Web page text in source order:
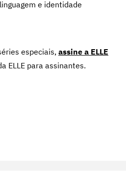
e identidade
especiais, assine a ELLE
ELLE para assinantes.